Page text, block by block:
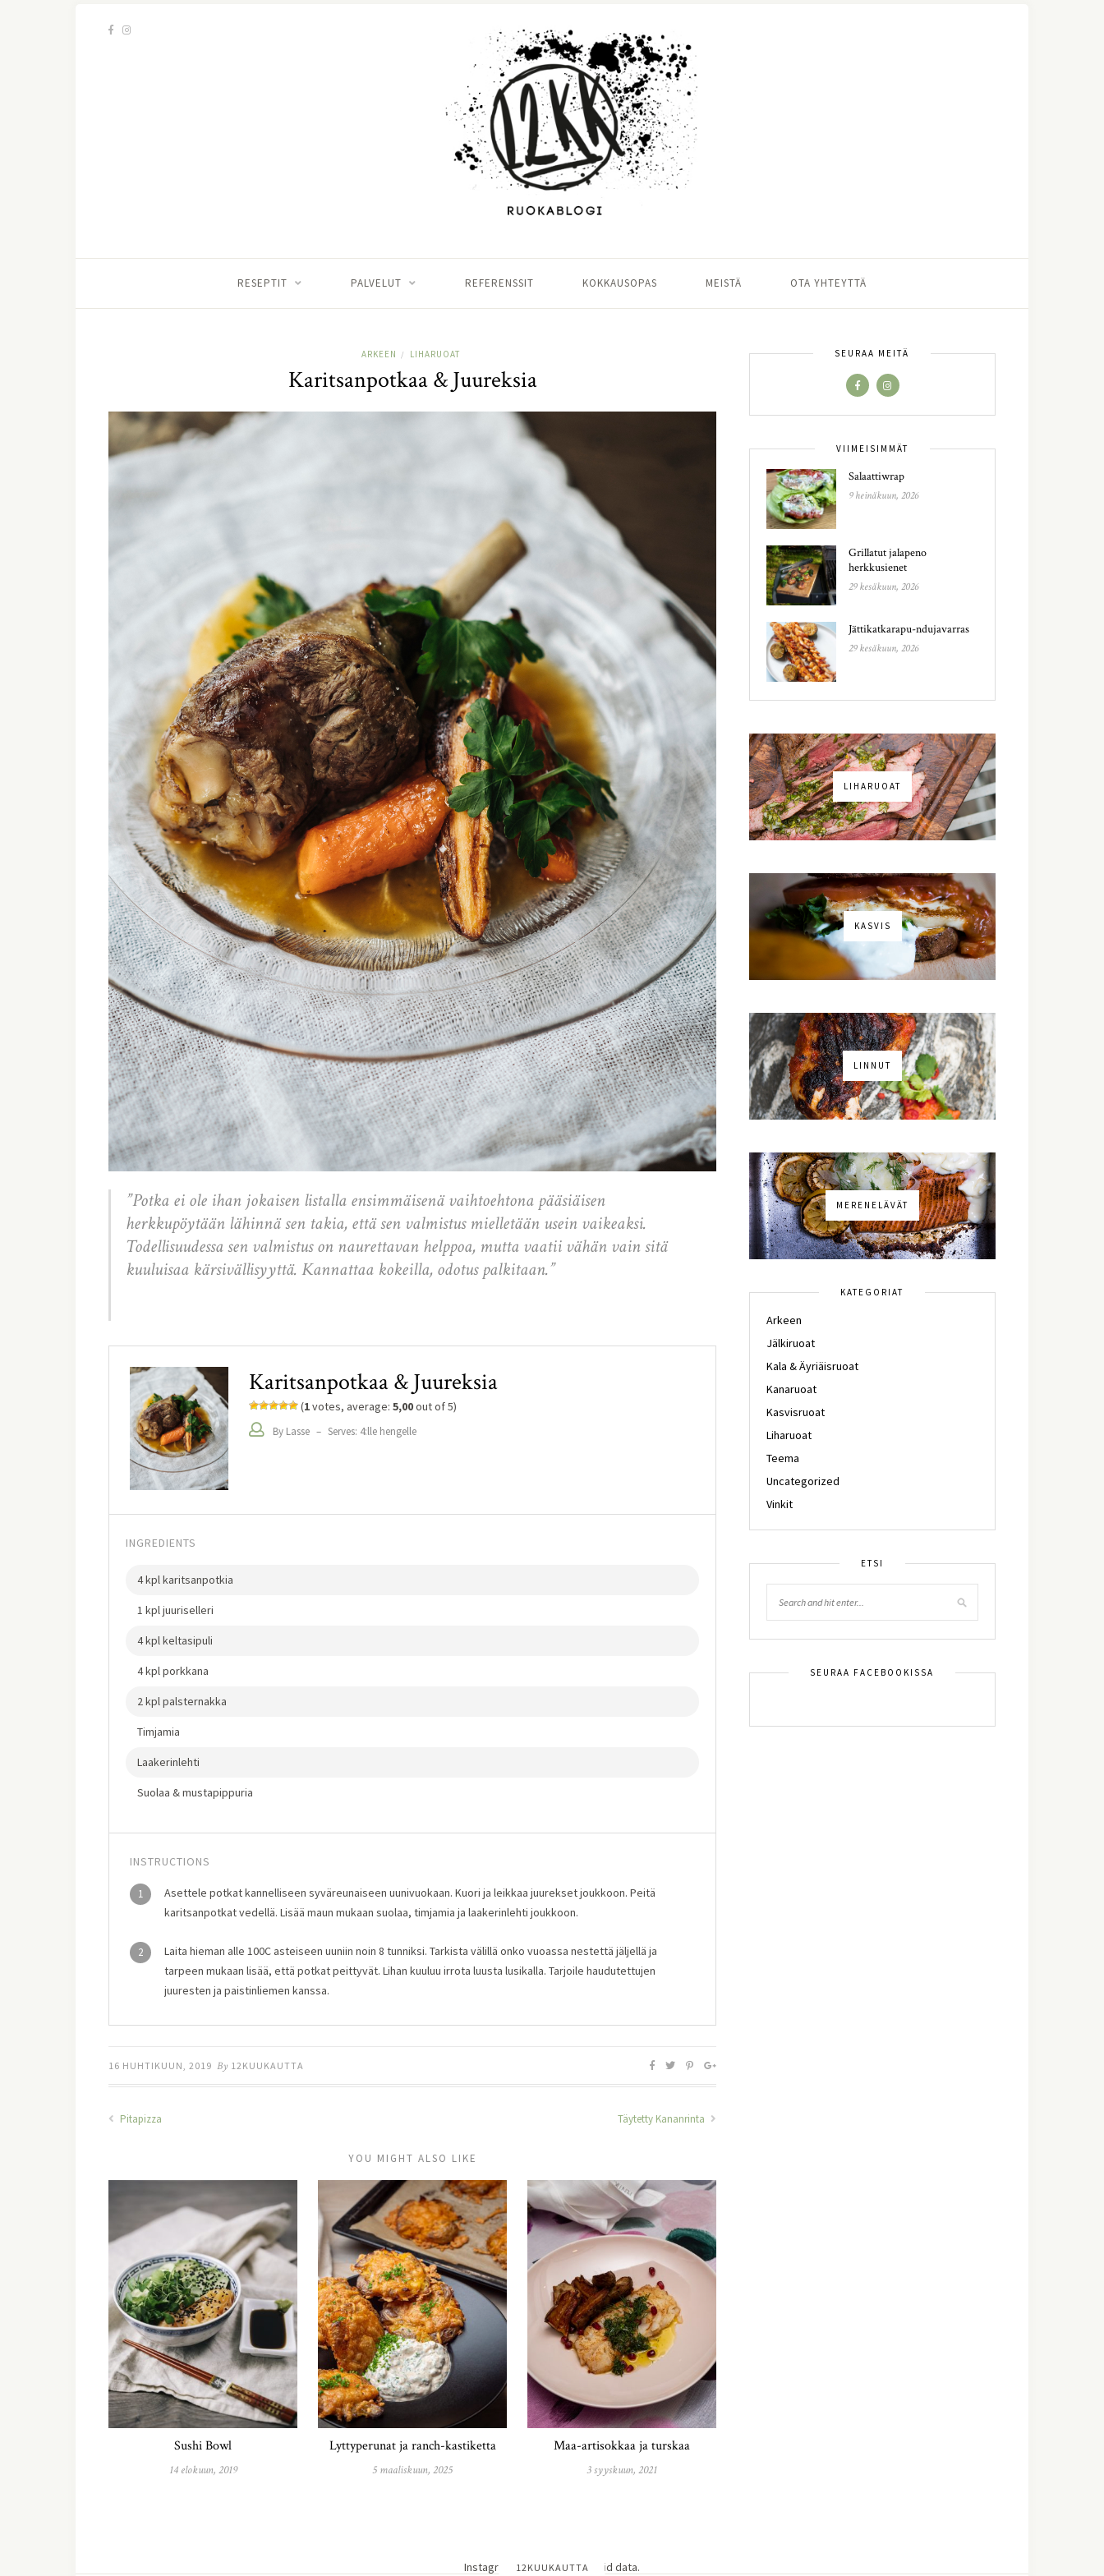
RESEPTIT PALVELUT REFERENSSIT KOKKAUSOPAS MEISTÄ OTA YHTEYTTÄ
ARKEEN / LIHARUOAT
Karitsanpotkaa & Juureksia
”Potka ei ole ihan jokaisen listalla ensimmäisenä vaihtoehtona pääsiäisen
herkkupöytään lähinnä sen takia, että sen valmistus mielletään usein vaikeaksi.
Todellisuudessa sen valmistus on naurettavan helppoa, mutta vaatii vähän vain sitä
kuuluisaa kärsivällisyyttä. Kannattaa kokeilla, odotus palkitaan.”
Karitsanpotkaa & Juureksia
(1votes, average: 5,00out of 5)
By Lasse – Serves: 4:lle hengelle
INGREDIENTS
4 kpl karitsanpotkia
1 kpl juuriselleri
4 kpl keltasipuli
4 kpl porkkana
2 kpl palsternakka
Timjamia
Laakerinlehti
Suolaa & mustapippuria
INSTRUCTIONS
1
Asettele potkat kannelliseen syväreunaiseen uunivuokaan. Kuori ja leikkaa juurekset joukkoon. Peitä
karitsanpotkat vedellä. Lisää maun mukaan suolaa, timjamia ja laakerinlehti joukkoon.
2
Laita hieman alle 100C asteiseen uuniin noin 8 tunniksi. Tarkista välillä onko vuoassa nestettä jäljellä ja
tarpeen mukaan lisää, että potkat peittyvät. Lihan kuuluu irrota luusta lusikalla. Tarjoile haudutettujen
juuresten ja paistinliemen kanssa.
16 HUHTIKUUN, 2019 By 12KUUKAUTTA
Pitapizza Täytetty Kananrinta
YOU MIGHT ALSO LIKE
Sushi Bowl
14 elokuun, 2019
Lyttyperunat ja ranch-kastiketta
5 maaliskuun, 2025
Maa-artisokkaa ja turskaa
3 syyskuun, 2021
SEURAA MEITÄ
VIIMEISIMMÄT
Salaattiwrap
9 heinäkuun, 2026
Grillatut jalapeno
herkkusienet
29 kesäkuun, 2026
Jättikatkarapu-ndujavarras
29 kesäkuun, 2026
LIHARUOAT
KASVIS
LINNUT
MERENELÄVÄT
KATEGORIAT
Arkeen
Jälkiruoat
Kala & Äyriäisruoat
Kanaruoat
Kasvisruoat
Liharuoat
Teema
Uncategorized
Vinkit
ETSI
SEURAA FACEBOOKISSA
12KUUKAUTTA
Instagram has returned invalid data.